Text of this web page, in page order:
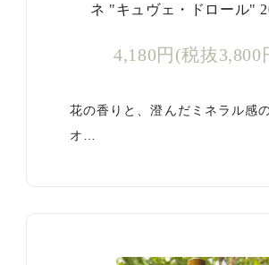
ネ "キュヴェ・ドロール"
4,180円(税抜3,800
花の香りと、澄んだミネラル感
オ…